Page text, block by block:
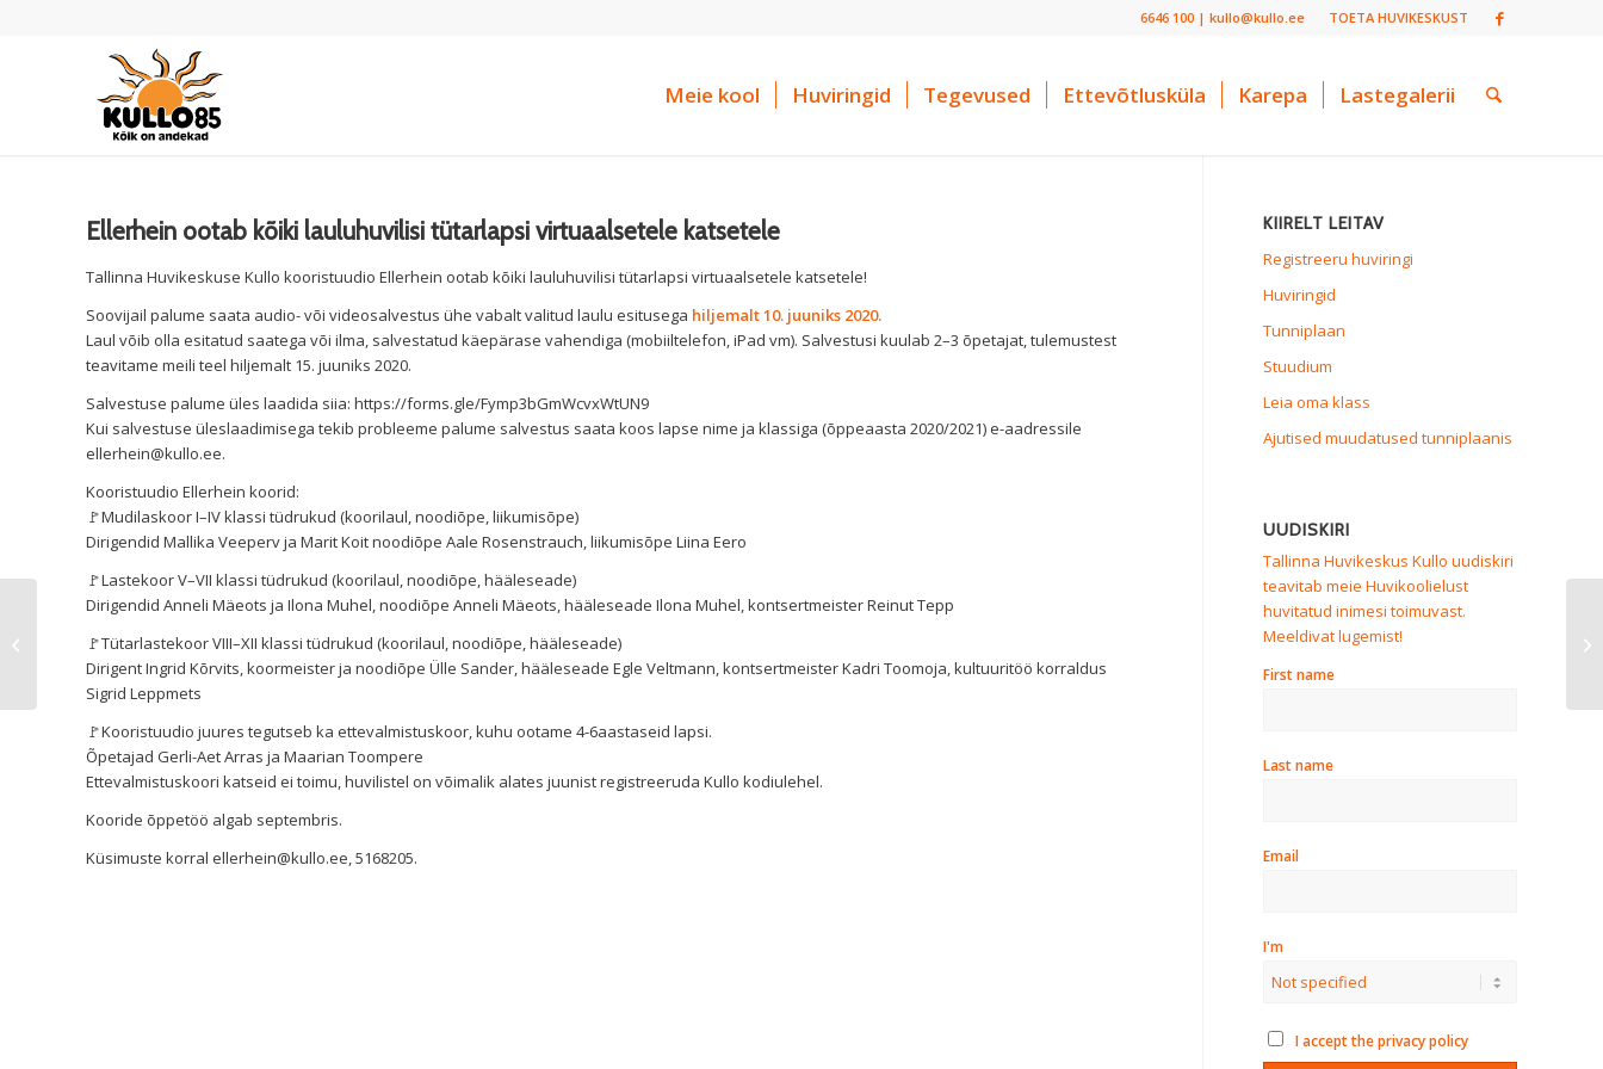
TOETA HUVIKESKUST
6646 100 | kullo@kullo.ee
Meie kool Huviringid Tegevused Ettevõtlusküla Karepa Lastegalerii
Ellerhein ootab kõiki lauluhuvilisi tütarlapsi virtuaalsetele katsetele
Tallinna Huvikeskuse Kullo kooristuudio Ellerhein ootab kõiki lauluhuvilisi tütarlapsi virtuaalsetele katsetele!
Soovijail palume saata audio- või videosalvestus ühe vabalt valitud laulu esitusega hiljemalt 10. juuniks 2020.
Laul võib olla esitatud saatega või ilma, salvestatud käepärase vahendiga (mobiiltelefon, iPad vm). Salvestusi kuulab 2–3 õpetajat, tulemustest
teavitame meili teel hiljemalt 15. juuniks 2020.
Salvestuse palume üles laadida siia: https://forms.gle/Fymp3bGmWcvxWtUN9
Kui salvestuse üleslaadimisega tekib probleeme palume salvestus saata koos lapse nime ja klassiga (õppeaasta 2020/2021) e-aadressile
ellerhein@kullo.ee.
Kooristuudio Ellerhein koorid:
🚩Mudilaskoor I–IV klassi tüdrukud (koorilaul, noodiõpe, liikumisõpe)
Dirigendid Mallika Veeperv ja Marit Koit noodiõpe Aale Rosenstrauch, liikumisõpe Liina Eero
🚩Lastekoor V–VII klassi tüdrukud (koorilaul, noodiõpe, hääleseade)
Dirigendid Anneli Mäeots ja Ilona Muhel, noodiõpe Anneli Mäeots, hääleseade Ilona Muhel, kontsertmeister Reinut Tepp
🚩Tütarlastekoor VIII–XII klassi tüdrukud (koorilaul, noodiõpe, hääleseade)
Dirigent Ingrid Kõrvits, koormeister ja noodiõpe Ülle Sander, hääleseade Egle Veltmann, kontsertmeister Kadri Toomoja, kultuuritöö korraldus
Sigrid Leppmets
🚩Kooristuudio juures tegutseb ka ettevalmistuskoor, kuhu ootame 4-6aastaseid lapsi.
Õpetajad Gerli-Aet Arras ja Maarian Toompere
Ettevalmistuskoori katseid ei toimu, huvilistel on võimalik alates juunist registreeruda Kullo kodiulehel.
Kooride õppetöö algab septembris.
Küsimuste korral ellerhein@kullo.ee,5168205.
KIIRELT LEITAV
Registreeru huviringi
Huviringid
Tunniplaan
Stuudium
Leia oma klass
Ajutised muudatused tunniplaanis
UUDISKIRI
Tallinna Huvikeskus Kullo uudiskiri
teavitab meie Huvikoolielust
huvitatud inimesi toimuvast.
Meeldivat lugemist!
First name
Last name
Email
I'm
I accept the privacy policy
“EBATAVALISELT ORANŽ”